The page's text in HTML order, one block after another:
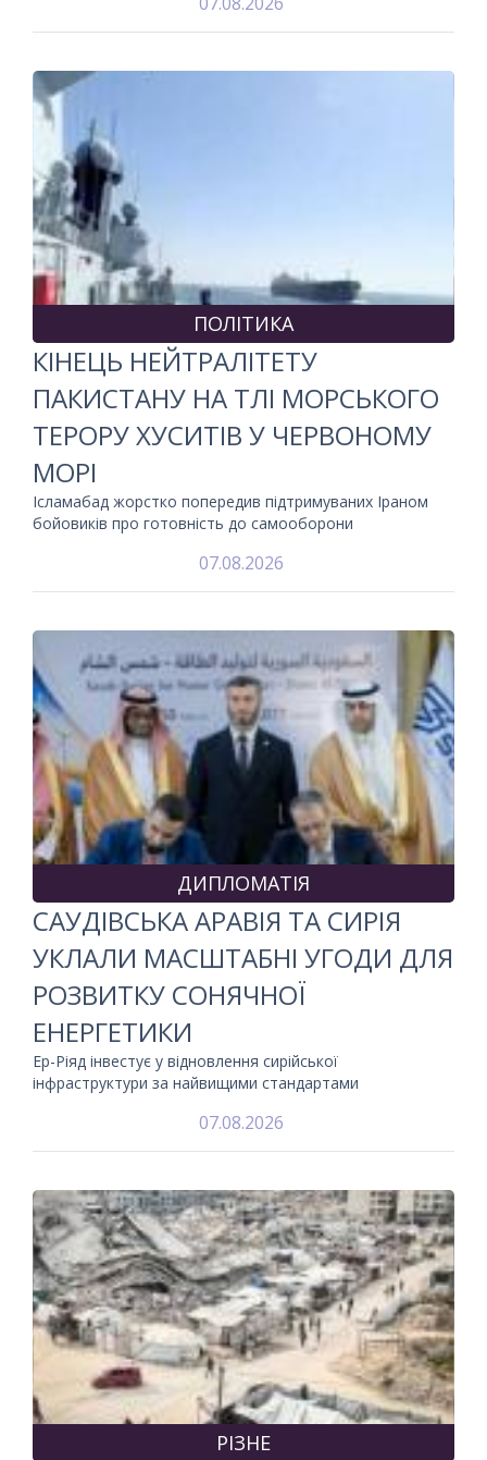
ПОЛІТИКА
КІНЕЦЬ НЕЙТРАЛІТЕТУ
ПАКИСТАНУ НА ТЛІ МОРСЬКОГО
ТЕРОРУ ХУСИТІВ У ЧЕРВОНОМУ
МОРІ
Ісламабад жорстко попередив підтримуваних Іраном
бойовиків про готовність до самооборони
07.08.2026
ДИПЛОМАТІЯ
САУДІВСЬКА АРАВІЯ ТА СИРІЯ
УКЛАЛИ МАСШТАБНІ УГОДИ ДЛЯ
РОЗВИТКУ СОНЯЧНОЇ
ЕНЕРГЕТИКИ
Ер-Ріяд інвестує у відновлення сирійської
інфраструктури за найвищими стандартами
07.08.2026
РІЗНЕ